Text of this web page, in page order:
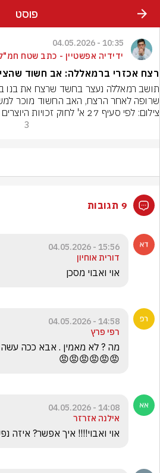
פוסט
10:35 - 04.05.2026
ידידיה אפשטיין - כתב שטח
רצח אכזרי ברמאללה: אב חשוד
שרופה לאחר הרצח, האב החשוד מוכר
צילום: לפי סעיף 27 א' לחוק זכויות היוצרים
3
9 תגובות
15:56 - 04.05.2026
דורית אוחיון
אוי ואבוי מסכן
14:58 - 04.05.2026
רפי פרץ
מה ? לא מאמין . אבא ככה
😡😡😡😡😡😡
14:08 - 04.05.2026
אילנה אזרזר
אוי ואבוי!!!! איך אפשר? איזה